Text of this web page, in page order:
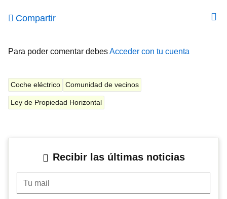
Compartir
Para poder comentar debesAcceder con tu cuenta
Coche eléctrico Comunidad de vecinos
Ley de Propiedad Horizontal
Recibir las últimas noticias
Tu mail